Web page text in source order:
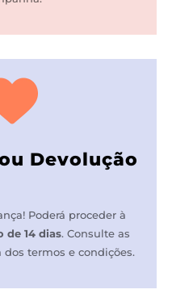
Devolução
Poderá proceder à
de 14 dias. Consulte as
termos e condições.